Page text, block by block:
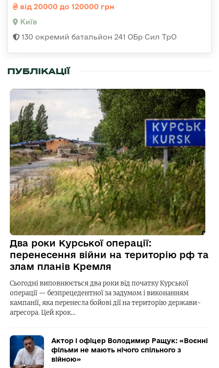
від 20000 до 120000 грн
Київ
130 окремий батальйон 241 ОБр Сил ТрО
ПУБЛІКАЦІЇ
Два роки Курської операції:
перенесення війни на територію рф та
злам планів Кремля
Сьогодні виповнюється два роки від початку Курської
операції — безпрецедентної за задумом і виконанням
кампанії, яка перенесла бойові дії на територію держави-
агресора. Цей крок…
Актор і офіцер Володимир Ращук: «Воєнні
фільми не мають нічого спільного з
війною»